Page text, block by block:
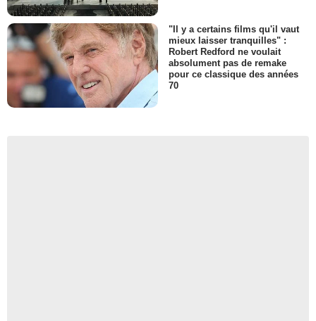
"Il y a certains films qu'il vaut
mieux laisser tranquilles" :
Robert Redford ne voulait
absolument pas de remake
pour ce classique des années
70